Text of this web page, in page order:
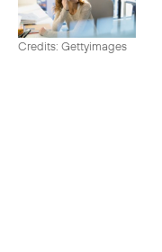
Credits: Gettyimages